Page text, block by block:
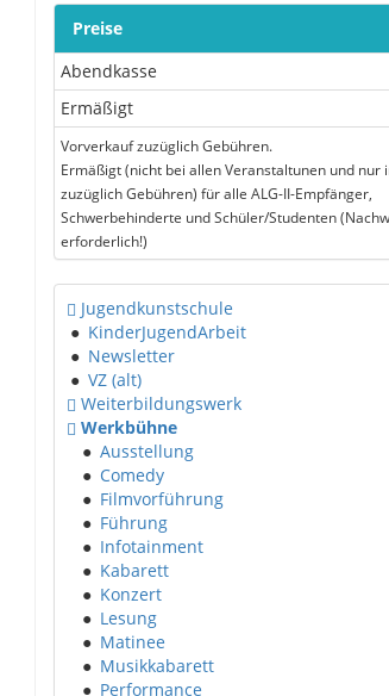
Preise
Abendkasse
Ermäßigt
Vorverkauf zuzüglich Gebühren.
Ermäßigt (nicht bei allen Veranstaltunen und nur
zuzüglich Gebühren) für alle ALG-II-Empfänger,
Schwerbehinderte und Schüler/Studenten
erforderlich!)
Jugendkunstschule
● KinderJugendArbeit
● Newsletter
● VZ (alt)
Weiterbildungswerk
Werkbühne
● Ausstellung
● Comedy
● Filmvorführung
● Führung
● Infotainment
● Kabarett
● Konzert
● Lesung
● Matinee
● Musikkabarett
● Performance